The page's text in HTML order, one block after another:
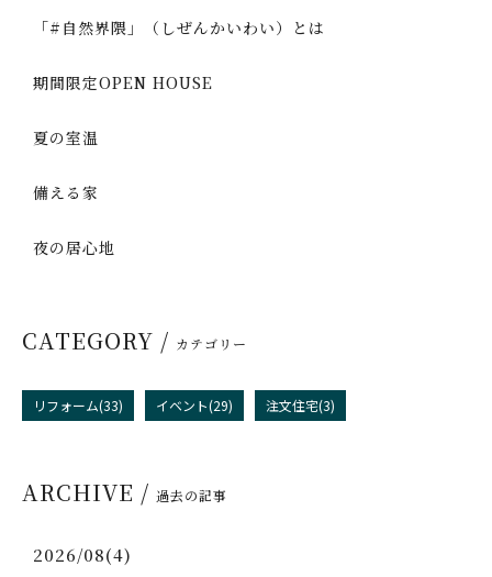
「#自然界隈」（しぜんかいわい）とは
期間限定OPEN HOUSE
夏の室温
備える家
夜の居心地
CATEGORY / カテゴリー
リフォーム(33) イベント(29) 注文住宅(3)
ARCHIVE / 過去の記事
2026/08(4)